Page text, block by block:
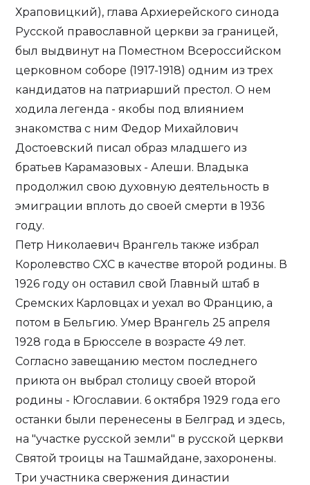
Храповицкий), глава Архиерейского синода
Русской православной церкви за границей,
был выдвинут на Поместном Всероссийском
церковном соборе (1917-1918) одним из трех
кандидатов на патриарший престол. О нем
ходила легенда - якобы под влиянием
знакомства с ним Федор Михайлович
Достоевский писал образ младшего из
братьев Карамазовых - Алеши. Владыка
продолжил свою духовную деятельность в
эмиграции вплоть до своей смерти в 1936
году.
Петр Николаевич Врангель также избрал
Королевство СХС в качестве второй родины. В
1926 году он оставил свой Главный штаб в
Сремских Карловцах и уехал во Францию, а
потом в Бельгию. Умер Врангель 25 апреля
1928 года в Брюсселе в возрасте 49 лет.
Согласно завещанию местом последнего
приюта он выбрал столицу своей второй
родины - Югославии. 6 октября 1929 года его
останки были перенесены в Белград и здесь,
на "участке русской земли" в русской церкви
Святой троицы на Ташмайдане, захоронены.
Три участника свержения династии